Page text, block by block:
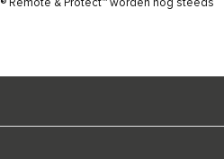
Remote & Protect™ worden nog steeds